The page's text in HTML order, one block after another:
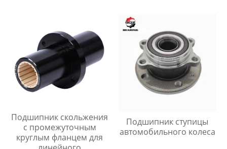
Подшипник скольжения
с промежуточным
круглым фланцем для
Подшипник ступицы
автомобильного колеса